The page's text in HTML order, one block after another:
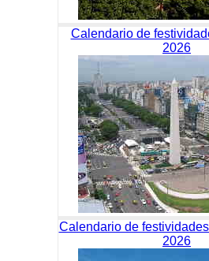
Calendario de
2026
Calendario de
2026